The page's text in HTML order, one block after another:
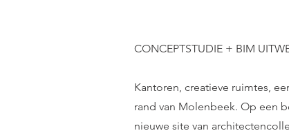
CONCEPTSTUDIE + BIM
Kantoren, creatieve ruimtes,
rand van Molenbeek. Op een
nieuwe site van